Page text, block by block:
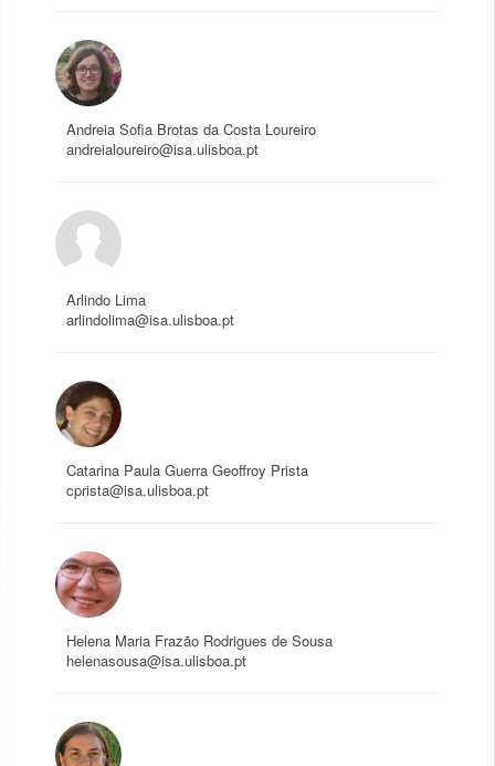
Andreia Sofia Brotas da Costa Loureiro
andreialoureiro@isa.ulisboa.pt
Arlindo Lima
arlindolima@isa.ulisboa.pt
Catarina Paula Guerra Geoffroy Prista
cprista@isa.ulisboa.pt
Helena Maria Frazão Rodrigues de Sousa
helenasousa@isa.ulisboa.pt